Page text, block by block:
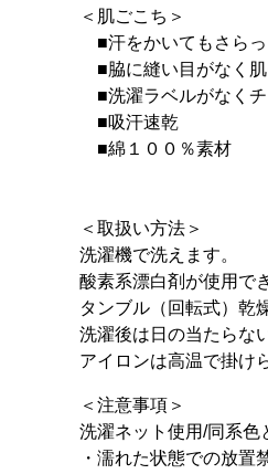
＜肌ごこち＞
■汗をかいてもさら
■脇に縫い目がなく肌
■洗濯ラベルがなく
■吸汗速乾
■綿１００％素材
＜取扱い方法＞
洗濯機で洗えます。
酸素系漂白剤が使用で
タンブル（回転式）乾
洗濯後は日の当たらな
アイロンは高温で掛け
＜注意事項＞
洗濯ネット使用/同系色
・濡れた状態での放置